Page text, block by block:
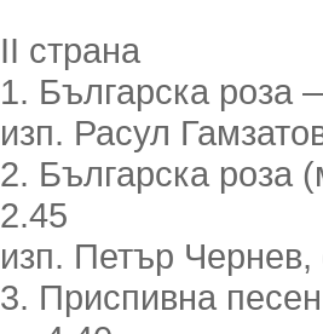
II страна
1. Българска роза
изп. Расул
2. Българска
2.45
изп. Петър
3. Приспивна